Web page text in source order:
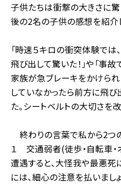
子供たちは衝撃の大きさに驚
後の2名の子供の感想を紹介
「時速５キロの衝突体験では
飛び出して驚いた！」や「事
家族が急ブレーキをかけら
していなかったら前方に飛
た。シートベルトの大切さを
終わりの言葉で私から2つ
１ 交通弱者(徒歩・自転車・
遭遇すると、大怪我や最悪死
には、細心の注意を払いましょ